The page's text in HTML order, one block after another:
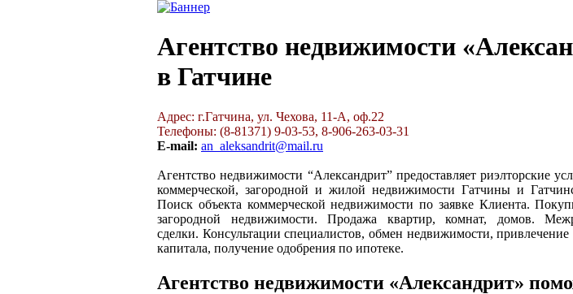
Агентство недвижимости
в Гатчине
Адрес: г.Гатчина, ул. Чехова, 11-А, оф.22
Телефоны: (8-81371) 9-03-53, 8-906-263-03-31
E-mail: an_aleksandrit@mail.ru
Агентство недвижимости “Александрит” предоставляет риэлторские
коммерческой, загородной и жилой недвижимости Гатчины и
Поиск объекта коммерческой недвижимости по заявке Клиента.
загородной недвижимости. Продажа квартир, комнат, домов.
сделки. Консультации специалистов, обмен недвижимости, привлечение
капитала, получение одобрения по ипотеке.
Агентство недвижимости «Александрит»